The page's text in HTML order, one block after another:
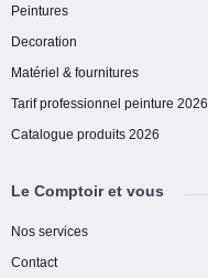
Peintures
Decoration
Matériel & fournitures
Tarif professionnel peinture 2026
Catalogue produits 2026
Le Comptoir et vous
Nos services
Contact